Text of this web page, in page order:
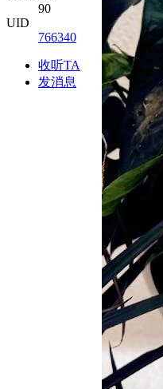
90
UID
766340
收听TA
发消息